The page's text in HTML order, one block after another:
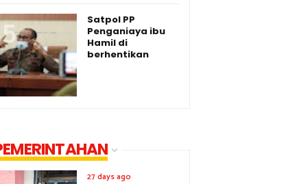
Satpol PP
Penganiaya ibu
Hamil di
berhentikan
27 days ago